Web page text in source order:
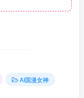
AI国漫女神